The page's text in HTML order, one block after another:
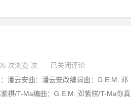
次浏览 次 已关闭评论
潘云安曲：潘云安改编词曲：G.E.M. 邓
棋/T-Ma编曲：G.E.M. 邓紫棋/T-Ma你真